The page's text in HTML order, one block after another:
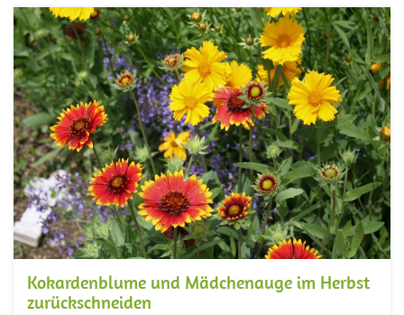
Kokardenblume und Mädchenauge im Herbst
zurückschneiden